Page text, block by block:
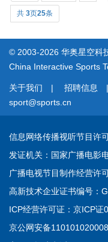
共 3页25条
© 2003-2026 华奥星空科
China Interactive Sports
关于我们 | 招聘信息
sport@sports.cn
信息网络传播视听节目许
发证机关：国家广播电影
广播电视节目制作经营许
高新技术企业证书编号：
ICP经营许可证： 京ICP证
京公网安备